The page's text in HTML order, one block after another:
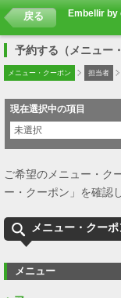
戻る Embellir by
予約する（メニュー
メニュー・クーポン 担当者
現在選択中の項目
未選択
ご希望のメニュー・ク
ー・クーポン」を確認
メニュー・クー
メニュー